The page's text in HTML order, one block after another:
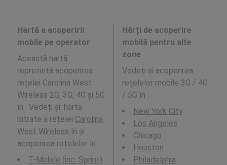
Hartă a acoperirii
mobile pe operator
Această hartă
reprezintă acoperirea
rețelei Carolina West
Wireless 2G, 3G, 4G și 5G
în . Vedeți și: harta
bitrate a rețelei Carolina
West Wireless în și
acoperirea rețelelor în .
T-Mobile (inc. Sprint)
Hărți de acoperire
mobilă pentru alte
zone
Vedeți și acoperirea
rețelelor mobile 3G / 4G
/ 5G în :
New York City
Los Angeles
Chicago
Houston
Philadelphia